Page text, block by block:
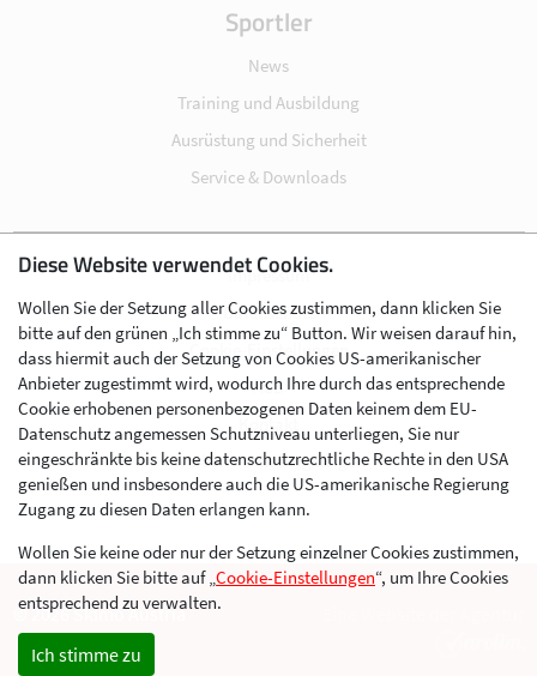
Sportler
News
Training und Ausbildung
Ausrüstung und Sicherheit
Service & Downloads
Impressum
Datenschutz
Cookie-Einstellungen
AGB
Kontakt
Werben im Skibergsteigen
© 2026 Skimo Austria
Diese Website verwendet Cookies.
Wollen Sie der Setzung aller Cookies zustimmen, dann klicken Sie
bitte auf den grünen „Ich stimme zu“ Button. Wir weisen darauf hin,
dass hiermit auch der Setzung von Cookies US-amerikanischer
Anbieter zugestimmt wird, wodurch Ihre durch das entsprechende
Cookie erhobenen personenbezogenen Daten keinem dem EU-
Datenschutz angemessen Schutzniveau unterliegen, Sie nur
eingeschränkte bis keine datenschutzrechtliche Rechte in den USA
genießen und insbesondere auch die US-amerikanische Regierung
Zugang zu diesen Daten erlangen kann.
Wollen Sie keine oder nur der Setzung einzelner Cookies zustimmen,
dann klicken Sie bitte auf „Cookie-Einstellungen“, um Ihre Cookies
entsprechend zu verwalten.
Ich stimme zu